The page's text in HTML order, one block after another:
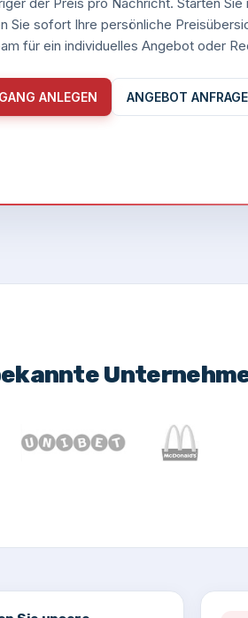
Sie sofort Ihre persönliche
für ein individuelles Angebot oder
ANLEGEN ANGEBOT